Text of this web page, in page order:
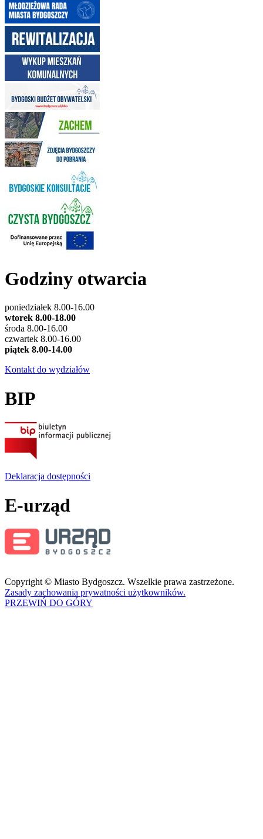
Godziny otwarcia
poniedziałek 8.00-16.00
wtorek 8.00-18.00
środa 8.00-16.00
czwartek 8.00-16.00
piątek 8.00-14.00
Kontakt do wydziałów
BIP
Deklaracja dostępności
E-urząd
Copyright © Miasto Bydgoszcz. Wszelkie prawa zastrzeżone.
Zasady zachowania prywatności użytkowników.
PRZEWIŃ DO GÓRY